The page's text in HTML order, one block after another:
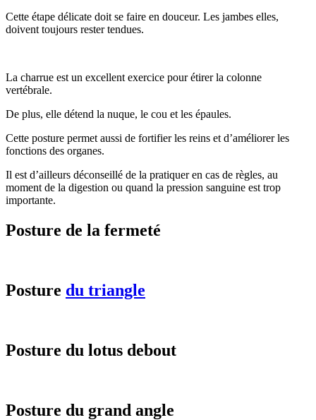
Cette étape délicate doit se faire en douceur. Les jambes elles,
doivent toujours rester tendues.
La charrue est un excellent exercice pour étirer la colonne
vertébrale.
De plus, elle détend la nuque, le cou et les épaules.
Cette posture permet aussi de fortifier les reins et d’améliorer les
fonctions des organes.
Il est d’ailleurs déconseillé de la pratiquer en cas de règles, au
moment de la digestion ou quand la pression sanguine est trop
importante.
Posture de la fermeté
Posture du triangle
Posture du lotus debout
Posture du grand angle